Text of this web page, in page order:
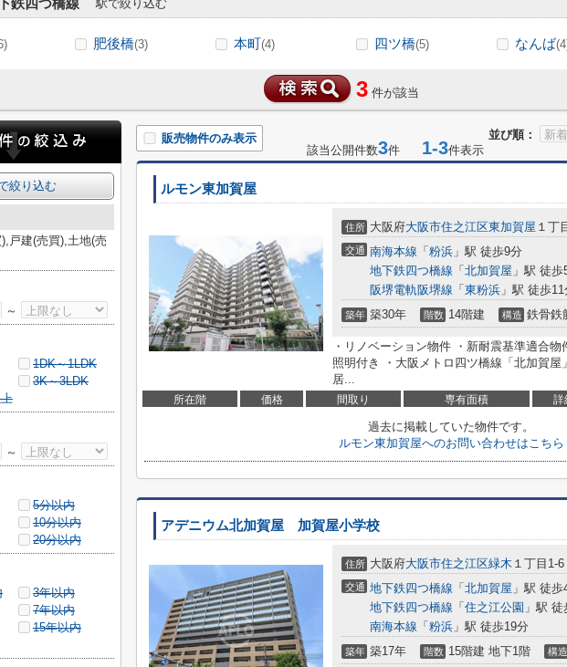
鉄四つ橋線 駅で絞り込む
肥後橋(3) 本町(4) 四ツ橋(5) なんば
3 件が該当
並び順：
販売物件のみ表示
該当公開件数3件 1-3件表示
ルモン東加賀屋
住所 大阪府大阪市住之江区東加賀屋 １丁
交通 南海本線 「 粉浜 」駅 徒歩9分
地下鉄四つ橋線 「 北加賀屋 」駅 徒歩
阪堺電軌阪堺線 「 東粉浜 」駅 徒歩11
築年 築30年 階数 14階建 構造 鉄骨鉄
・リノベーション物件 ・新耐震基準適合
照明付き ・大阪メトロ四ツ橋線「北加賀
居...
所在階 価格 間取り 専有面積 詳
過去に掲載していた物件です。
ルモン東加賀屋へのお問い合わせはこちら
アデニウム北加賀屋 加賀屋小学校
住所 大阪府大阪市住之江区緑木 １丁目1-6
交通 地下鉄四つ橋線 「 北加賀屋 」駅 徒歩
地下鉄四つ橋線 「 住之江公園 」駅 徒
南海本線 「 粉浜 」駅 徒歩19分
築年 築17年 階数 15階建 地下1階 構造
絞り込む
戸建(売買),土地(売
～
1DK～1LDK
3K～3LDK
～
5分以内
10分以内
20分以内
3年以内
7年以内
15年以内